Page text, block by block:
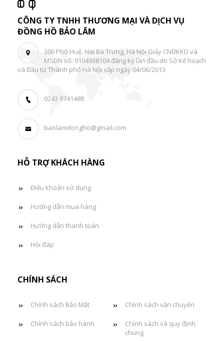
CÔNG TY TNHH THƯƠNG MẠI VÀ DỊCH VỤ
ĐỒNG HỒ BẢO LÂM
306 Phố Huế, Hai Bà Trưng, Hà Nội Giấy CNĐKKD và
MSDN số: 0104938104 đăng ký lần đầu do Sở Kế hoạch
và Đầu tư Thành phố Hà Nội cấp ngày 04/06/2013
0243 9741488
baolamdongho@gmail.com
HỖ TRỢ KHÁCH HÀNG
Điều khoản sử dụng
Hướng dẫn mua hàng
Hướng dẫn thanh toán
Hỏi đáp
CHÍNH SÁCH
Chính sách Bảo Mật Chính sách vận chuyển
Chính sách bảo hành
Chính sách và quy định
chung